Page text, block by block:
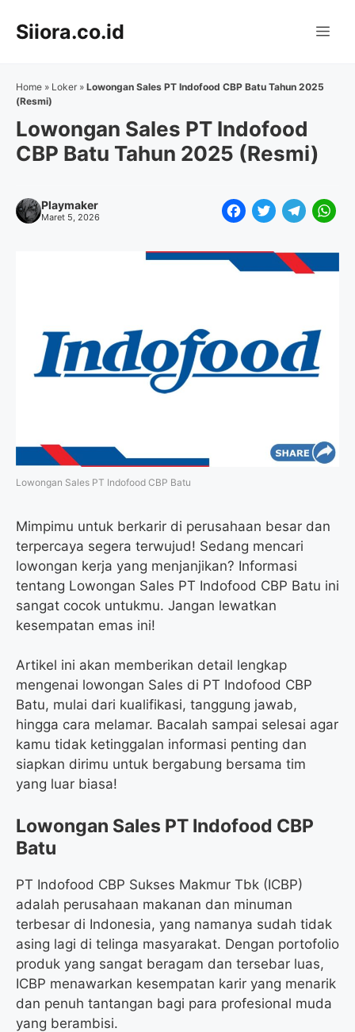
Siiora.co.id
Home » Loker » Lowongan Sales PT Indofood CBP Batu Tahun 2025
(Resmi)
Lowongan Sales PT Indofood
CBP Batu Tahun 2025 (Resmi)
Playmaker
Maret 5, 2026
F
c
o
k
T
r
T
l
m
W
A
p
p
Lowongan Sales PT Indofood CBP Batu
Mimpimu untuk berkarir di perusahaan besar dan
terpercaya segera terwujud! Sedang mencari
lowongan kerja yang menjanjikan? Informasi
tentang Lowongan Sales PT Indofood CBP Batu ini
sangat cocok untukmu. Jangan lewatkan
kesempatan emas ini!
Artikel ini akan memberikan detail lengkap
mengenai lowongan Sales di PT Indofood CBP
Batu, mulai dari kualifikasi, tanggung jawab,
hingga cara melamar. Bacalah sampai selesai agar
kamu tidak ketinggalan informasi penting dan
siapkan dirimu untuk bergabung bersama tim
yang luar biasa!
Lowongan Sales PT Indofood CBP
Batu
PT Indofood CBP Sukses Makmur Tbk (ICBP)
adalah perusahaan makanan dan minuman
terbesar di Indonesia, yang namanya sudah tidak
asing lagi di telinga masyarakat. Dengan portofolio
produk yang sangat beragam dan tersebar luas,
ICBP menawarkan kesempatan karir yang menarik
dan penuh tantangan bagi para profesional muda
yang berambisi.